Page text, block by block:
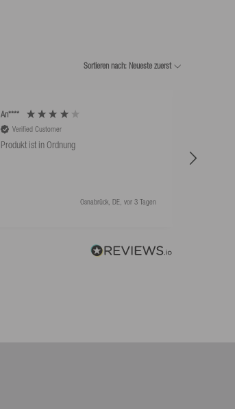
Sortieren nach: Neueste zuerst
An****
Verified Customer
Produkt ist in Ordnung
Osnabrück, DE, vor 3 Tagen